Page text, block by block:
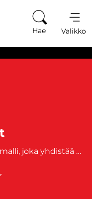
Hae Valikko
Audi TT on ainutlaatuinen automalli, joka yhdistää upean designin, urheilullisen suorituskyvyn ja ensiluokkaisen ajonautinnon. TT-malliston vaihtoautot tarjoavat vauhdikasta ajokokemusta ja huippuluokan teknologiaa. Audi TT -vaihtoautojen sulavalinjainen ja aerodynaaminen muotoilu herättää huomiota ja henkii urheilullista eleganssia. Lisäksi niiden virtaviivainen siluetti ja aggressiiviset yksityiskohdat tekevät vaikutuksen jokaiselle katseelle. Valitse Audi TT -vaihtoauto ja löydä itsesi uudenlaisen ajokokemuksen ääreltä. Tutustu valikoimaan ja osta omasi jo tänään!